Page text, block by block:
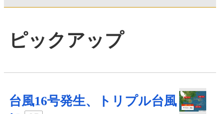
ピックアップ
台風16号発生、トリプル台風